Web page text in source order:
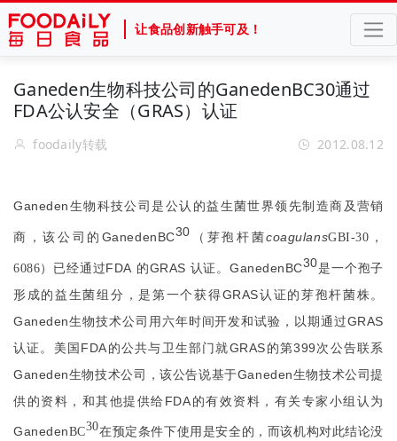
让食品创新触手可及！
Ganeden生物科技公司的GanedenBC30通过
FDA公认安全（GRAS）认证
foodaily转载 2012.08.12
Ganeden 生物科技公司是公认的益生菌世界领先制造商及营销
商，该公司的 GanedenBC30 （芽孢杆菌coagulansGBI-30 ，
6086）已经通过FDA 的GRAS 认证。GanedenBC30是一个孢子
形成的益生菌组分，是第一个获得GRAS认证的芽孢杆菌株。
Ganeden生物技术公司用六年时间开发和试验，以期通过GRAS
认证。美国 FDA的公共与卫生部门就GRAS 的第399 次公告联系
Ganeden生物技术公司，该公告说基于Ganeden生物技术公司提
供的资料，和其他提供给 FDA的有效资料，有关专家小组认为
GanedenBC30在预定条件下使用是安全的，而该机构对此结论没